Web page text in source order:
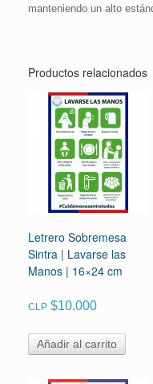
manteniendo un alto
Productos relacionados
Letrero Sobremesa
Sintra | Lavarse las
Manos | 16×24 cm
CLP $10.000
Añadir al carrito